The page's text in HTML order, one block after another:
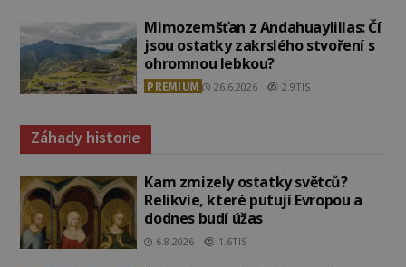
Mimozemšťan z Andahuaylillas: Čí
jsou ostatky zakrslého stvoření s
ohromnou lebkou?
PREMIUM 26.6.2026 2.9TIS
Záhady historie
Kam zmizely ostatky světců?
Relikvie, které putují Evropou a
dodnes budí úžas
6.8.2026 1.6TIS